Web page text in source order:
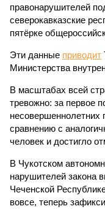
правонарушителей
северокавказские
пятёрке
Эти данные приводит
Министерства
В масштабах всей
тревожно: за первое
несовершеннолетних
сравнению с
человек и достигло
В Чукотском
нарушителей закона
Чеченской
вовсе, теперь